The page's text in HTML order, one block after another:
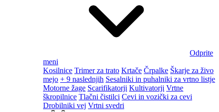
Odprite
meni
Kosilnice Trimer za trato Krtače Črpalke Škarje za živo
mejo + 9 naslednjih Sesalniki in puhalniki za vrtno listje
Motorne žage Scarifikatorji Kultivatorji Vrtne
škropilnice Tlačni čistilci Cevi in vozički za cevi
Drobilniki vej Vrtni svedri